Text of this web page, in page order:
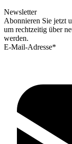
Newsletter
Abonnieren Sie jetzt
um rechtzeitig über
werden.
E-Mail-Adresse*